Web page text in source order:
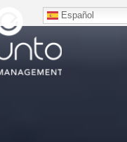
Español